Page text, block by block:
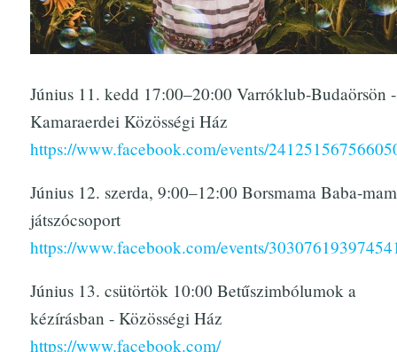
Június 11. kedd 17:00–20:00 Varróklub-Budaörsön -
Kamaraerdei Közösségi Ház
https://www.facebook.com/events/
Június 12. szerda, 9:00–12:00 Borsmama Baba-
játszócsoport
https://www.facebook.com/events/
Június 13. csütörtök 10:00 Betűszimbólumok a
kézírásban - Közösségi Ház
https://www.facebook.com/